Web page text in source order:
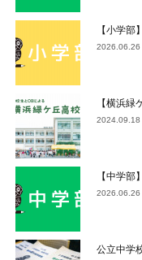
【小学
2026.06.26
【横浜
2024.09.18
【中学
2026.06.26
公立中学